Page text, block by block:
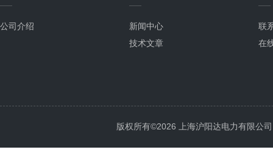
公司介绍
新闻中心
技术文章
联
在
版权所有©2026 上海沪阳达电力有限公